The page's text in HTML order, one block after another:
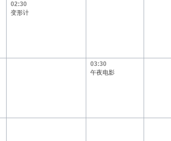
02:30
变形计
03:30
午夜电影